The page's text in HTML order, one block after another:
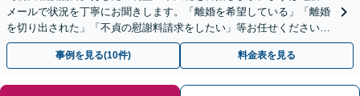
メールで状況を丁寧にお聞きします。「離婚を希望している」「離婚
を切り出された」「不貞の慰謝料請求をしたい」等お任せください。
【リーズナブルな料金設定】
事例を見る(10件) 料金表を見る